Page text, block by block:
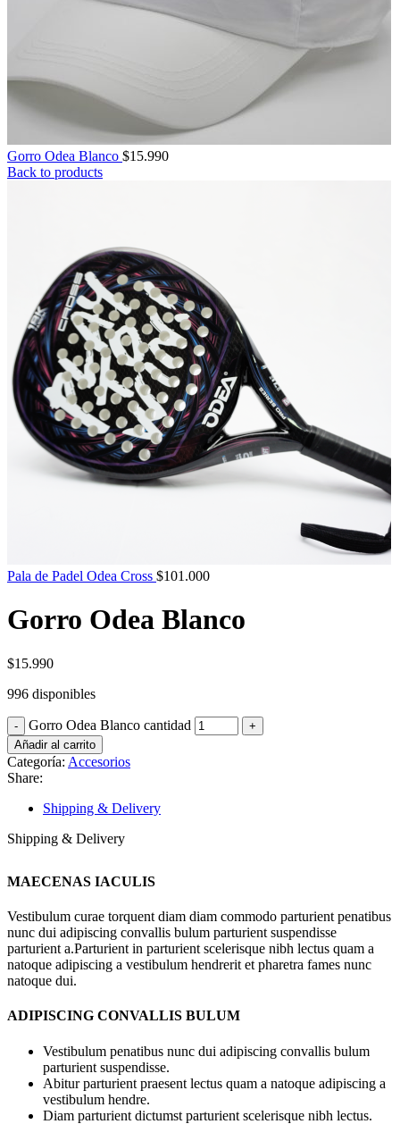
Gorro Odea Blanco $15.990
Back to products
Pala de Padel Odea Cross $101.000
Gorro Odea Blanco
$15.990
996 disponibles
Gorro Odea Blanco cantidad
Añadir al carrito
Categoría: Accesorios
Share:
Shipping & Delivery
Shipping & Delivery
MAECENAS IACULIS
Vestibulum curae torquent diam diam commodo parturient penatibus
nunc dui adipiscing convallis bulum parturient suspendisse
parturient a.Parturient in parturient scelerisque nibh lectus quam a
natoque adipiscing a vestibulum hendrerit et pharetra fames nunc
natoque dui.
ADIPISCING CONVALLIS BULUM
Vestibulum penatibus nunc dui adipiscing convallis bulum
parturient suspendisse.
Abitur parturient praesent lectus quam a natoque adipiscing a
vestibulum hendre.
Diam parturient dictumst parturient scelerisque nibh lectus.